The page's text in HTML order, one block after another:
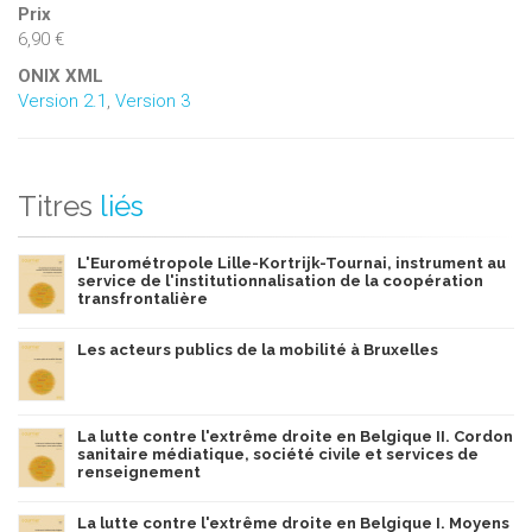
Prix
6,90 €
ONIX XML
Version 2.1 Version 3
Titres liés
L'Eurométropole Lille-Kortrijk-Tournai, instrument au
service de l'institutionnalisation de la coopération
transfrontalière
Les acteurs publics de la mobilité à Bruxelles
La lutte contre l'extrême droite en Belgique II. Cordon
sanitaire médiatique, société civile et services de
renseignement
La lutte contre l'extrême droite en Belgique I. Moyens